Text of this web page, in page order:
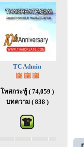
TC Admin
โพสกระทู้ ( 74,059 )
บทความ ( 838 )